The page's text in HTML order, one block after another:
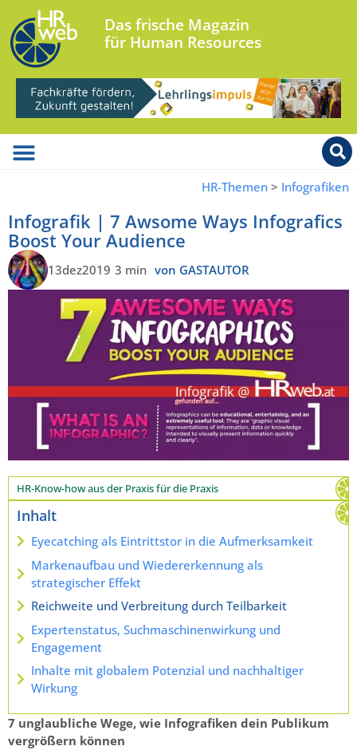
Das frische Magazin
für Human Resources
HR-Themen > Infografiken
Infografik | 7 Awsome Ways Infografics
Boost Your Audience
13dez2019 3 min von GASTAUTOR
HR-Know-how aus der Praxis für die Praxis
Inhalt
Eyecatching als Eintrittstor in die Aufmerksamkeit
Markenaufbau und Wiedererkennung als
strategischer Effekt
Reichweite und Verbreitung durch Teilbarkeit
Expertenstatus, Suchmaschinenwirkung und
Engagement
Inhalte mit globalem Potenzial und nachhaltiger
Wirkung
7 unglaubliche Wege, wie Infografiken dein Publikum
vergrößern können